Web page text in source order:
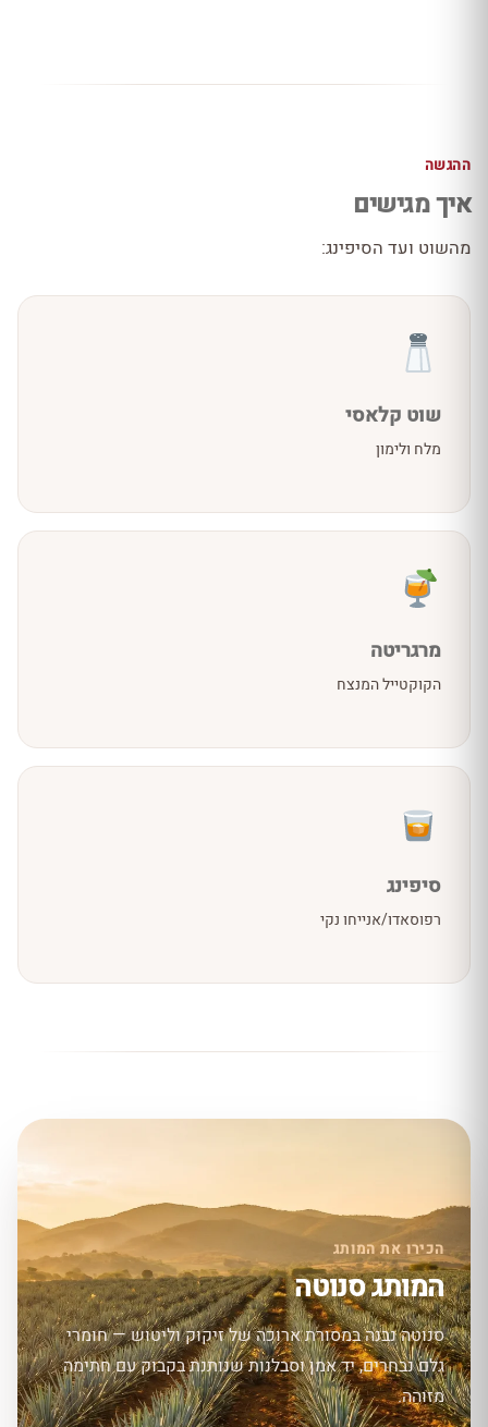
ההגשה
איך מגישים
מהשוט ועד הסיפינג:
שוט קלאסי
מלח ולימון
מרגריטה
הקוקטייל המנצח
סיפינג
רפוסאדו/אנייחו נקי
הכירו את המותג
המותג סנוטה
סנוטה נבנה במסורת ארוכה של זיקוק וליטוש — חומרי
גלם נבחרים, יד אמן וסבלנות שנותנת בקבוק עם חתימה
מזוהה.